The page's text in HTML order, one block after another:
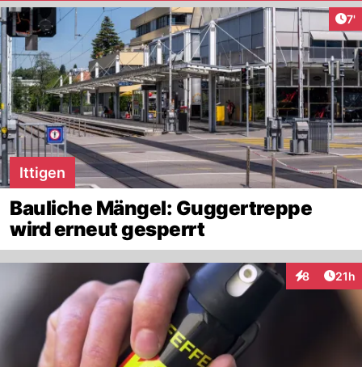
7'
Ittigen
Bauliche Mängel: Guggertreppe
wird erneut gesperrt
8
Interaktionen
21h